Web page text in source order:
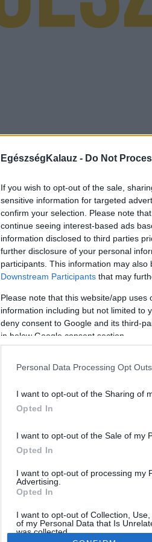
EgészségKalauz - Do Not
If you wish to opt-out of the sale,
sensitive information for targeted
confirm your selection. Please note
continue seeing interest-based ads
information disclosed to third parties
further disclosure of your personal
participants. This information may
Downstream Participants that may
Please note that this website/app
information including but not limited to
deny consent to Google and its third-
in below Google consent section.
Personal Data Processing Opt Outs
I want to opt-out of the Sharing of
Opted In
I want to opt-out of the Sale of my
Opted In
I want to opt-out of processing my
Advertising.
Opted In
I want to opt-out of Collection,
of my Personal Data that Is
was collected.